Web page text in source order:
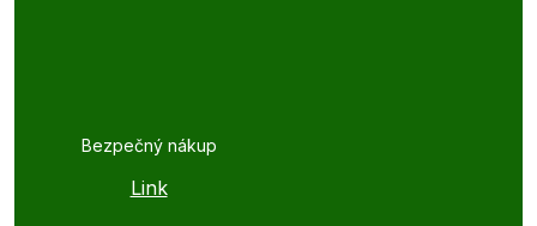
Bezpečný nákup
Link